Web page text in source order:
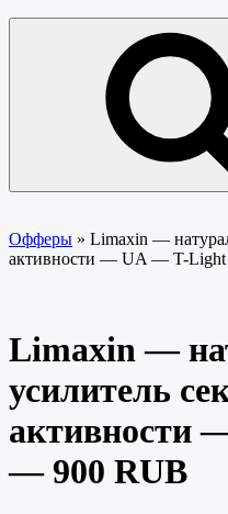
Офферы » Limaxin —
активности — UA — T-
Limaxin —
усилитель
активности
— 900 RUB